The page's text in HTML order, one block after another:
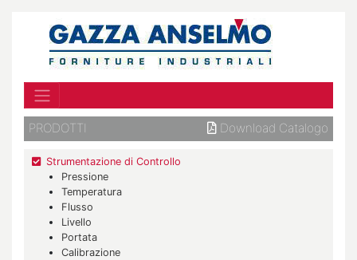
PRODOTTI Download Catalogo
Strumentazione di Controllo
Pressione
Temperatura
Flusso
Livello
Portata
Calibrazione